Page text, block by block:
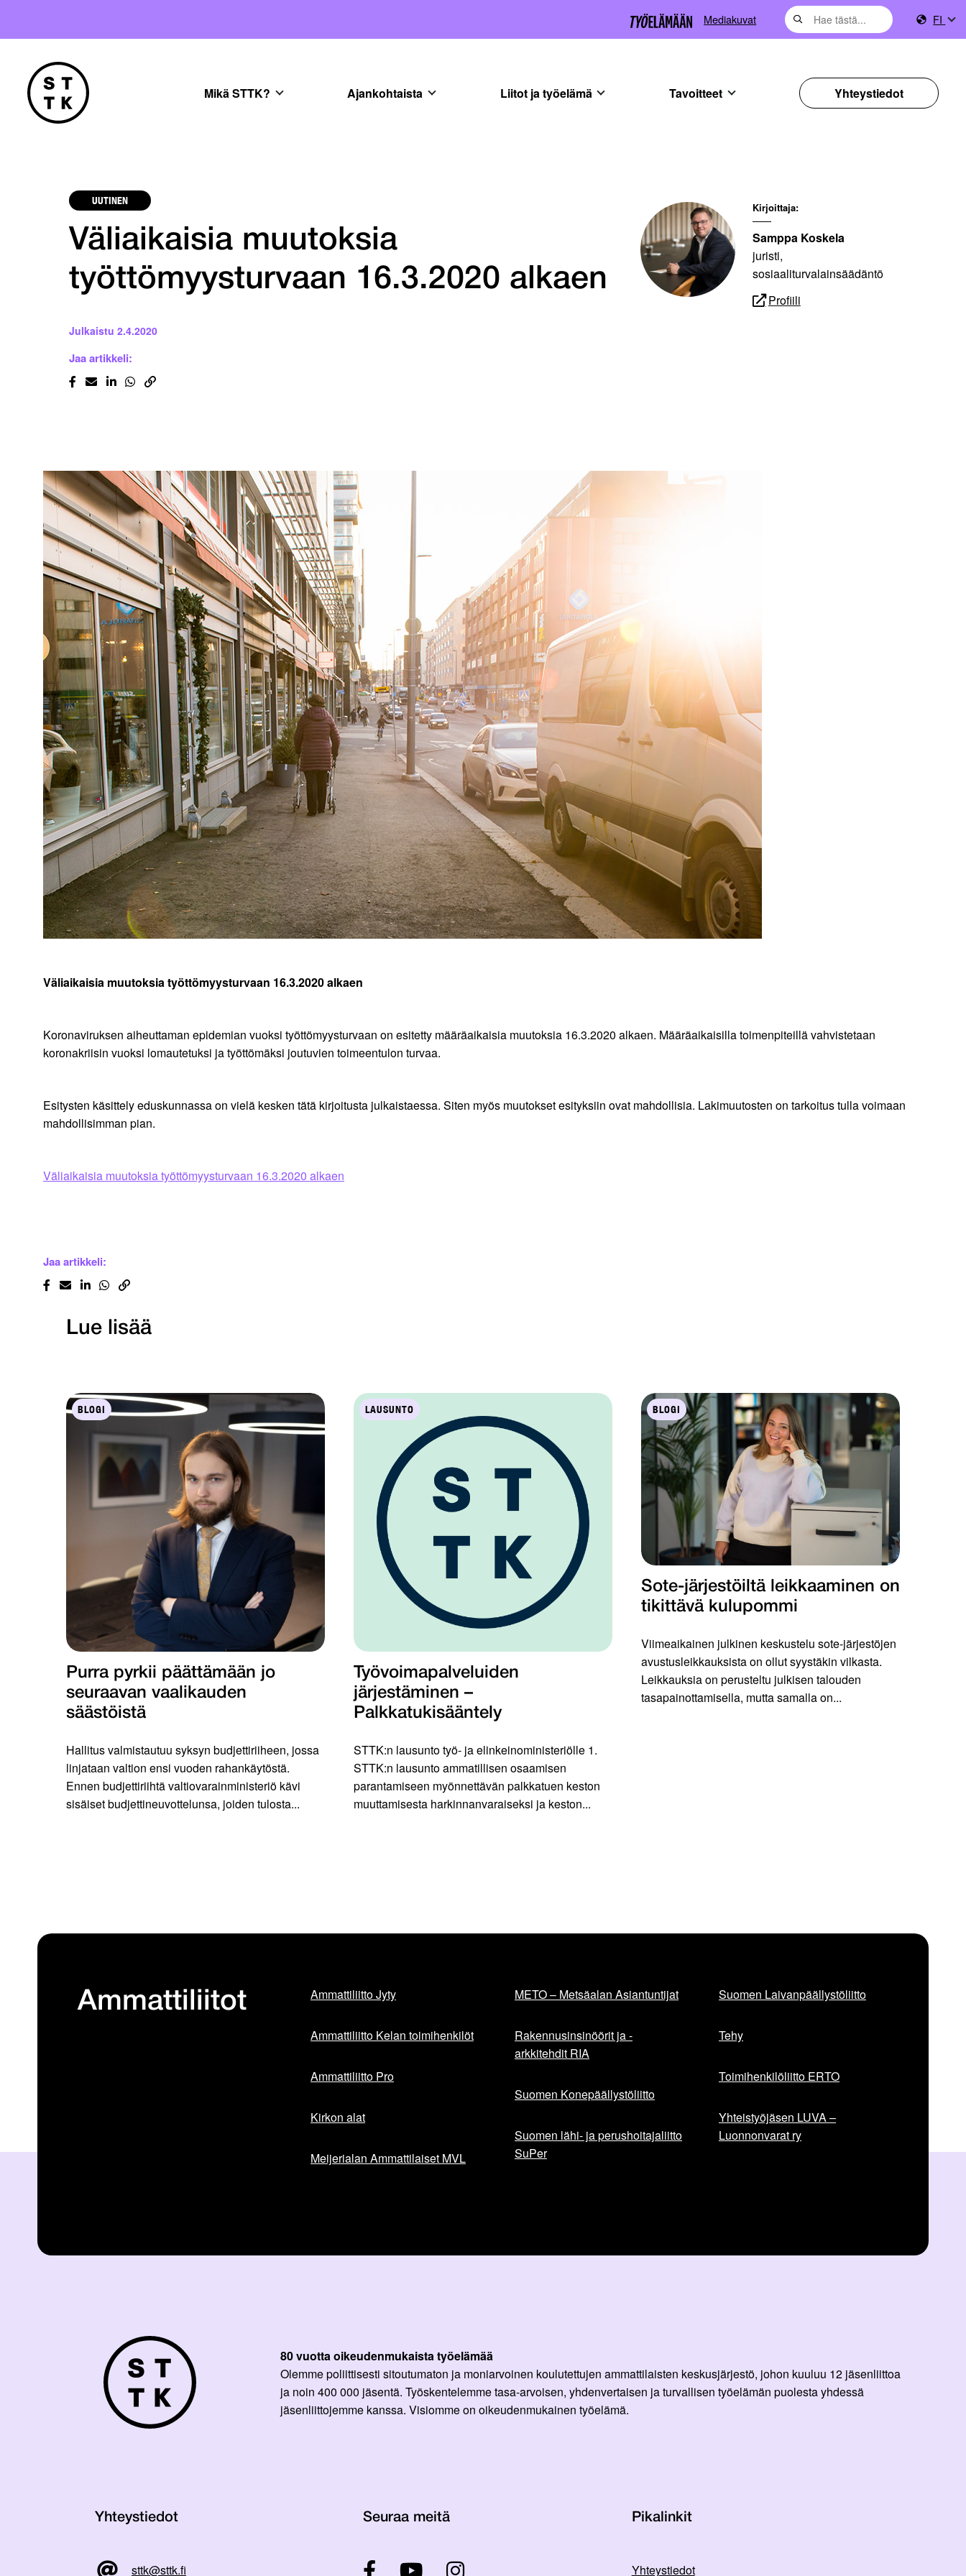
Mediakuvat FI
Mikä STTK? Ajankohtaista Liitot ja työelämä Tavoitteet Yhteystiedot
UUTINEN
Väliaikaisia muutoksia
työttömyysturvaan 16.3.2020 alkaen
Julkaistu 2.4.2020
Kirjoittaja:
Samppa Koskela
juristi,
sosiaaliturvalainsäädäntö
Profiili
Jaa artikkeli:
Väliaikaisia muutoksia työttömyysturvaan 16.3.2020 alkaen
Koronaviruksen aiheuttaman epidemian vuoksi työttömyysturvaan on esitetty määräaikaisia muutoksia 16.3.2020 alkaen. Määräaikaisilla toimenpiteillä vahvistetaan
koronakriisin vuoksi lomautetuksi ja työttömäksi joutuvien toimeentulon turvaa.
Esitysten käsittely eduskunnassa on vielä kesken tätä kirjoitusta julkaistaessa. Siten myös muutokset esityksiin ovat mahdollisia. Lakimuutosten on tarkoitus tulla voimaan
mahdollisimman pian.
Väliaikaisia muutoksia työttömyysturvaan 16.3.2020 alkaen
Jaa artikkeli:
Lue lisää
BLOGI
Purra pyrkii päättämään jo
seuraavan vaalikauden
säästöistä
Hallitus valmistautuu syksyn budjettiriiheen, jossa
linjataan valtion ensi vuoden rahankäytöstä.
Ennen budjettiriihtä valtiovarainministeriö kävi
sisäiset budjettineuvottelunsa, joiden tulosta...
LAUSUNTO
Työvoimapalveluiden
järjestäminen –
Palkkatukisääntely
STTK:n lausunto työ- ja elinkeinoministeriölle 1.
STTK:n lausunto ammatillisen osaamisen
parantamiseen myönnettävän palkkatuen keston
muuttamisesta harkinnanvaraiseksi ja keston...
BLOGI
Sote-järjestöiltä leikkaaminen on
tikittävä kulupommi
Viimeaikainen julkinen keskustelu sote-järjestöjen
avustusleikkauksista on ollut syystäkin vilkasta.
Leikkauksia on perusteltu julkisen talouden
tasapainottamisella, mutta samalla on...
Ammattiliitot Ammattiliitto Jyty
Ammattiliitto Kelan toimihenkilöt
Ammattiliitto Pro
Kirkon alat
Meijerialan Ammattilaiset MVL
METO – Metsäalan Asiantuntijat
Rakennusinsinöörit ja -
arkkitehdit RIA
Suomen Konepäällystöliitto
Suomen lähi- ja perushoitajaliitto
SuPer
Suomen Laivanpäällystöliitto
Tehy
Toimihenkilöliitto ERTO
Yhteistyöjäsen LUVA –
Luonnonvarat ry
80 vuotta oikeudenmukaista työelämää
Olemme poliittisesti sitoutumaton ja moniarvoinen koulutettujen ammattilaisten keskusjärjestö, johon kuuluu 12 jäsenliittoa
ja noin 400 000 jäsentä. Työskentelemme tasa-arvoisen, yhdenvertaisen ja turvallisen työelämän puolesta yhdessä
jäsenliittojemme kanssa. Visiomme on oikeudenmukainen työelämä.
Yhteystiedot
sttk@sttk.fi
Seuraa meitä Pikalinkit
Yhteystiedot